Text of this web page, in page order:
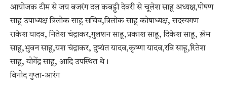
आयोजक टीम से जय बजरंग दल कबड्डी देवरी से चूलेश साहू अध्यक्ष,पोषण
साहू उपाध्यक्ष त्रिलोक साहू सचिव,त्रिलोक साहू कोषाध्यक्ष, सदस्यगण
राकेश यादव, नितेश चंद्राकर,गुलशन साहू,प्रकाश साहू, दिकेश साहू, ख़ेम
साहू,भुवन साहू,यश चंद्राकर, दुष्यंत यादव,कृष्णा यादव,रवि साहू,रितेश
साहू, योगेंद्र साहू, आदि उपस्थित थे।
विनोद गुप्ता-आरंग